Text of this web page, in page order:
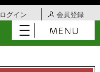
ログイン 会員登録